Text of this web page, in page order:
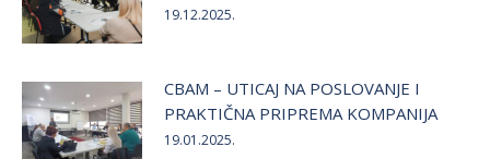
19.12.2025.
CBAM – UTICAJ NA POSLOVANJE I
PRAKTIČNA PRIPREMA KOMPANIJA
19.01.2025.